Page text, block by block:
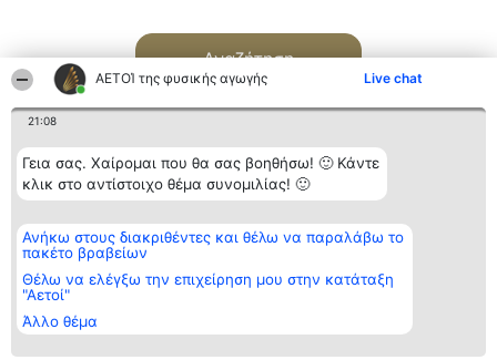
ΑΕΤΟΊ της φυσικής αγωγής Live chat
21:08
Γεια σας. Χαίρομαι που θα σας βοηθήσω! 🙂 Κάντε
κλικ στο αντίστοιχο θέμα συνομιλίας! 🙂
Ανήκω στους διακριθέντες και θέλω να παραλάβω το
πακέτο βραβείων
Θέλω να ελέγξω την επιχείρηση μου στην κατάταξη
"Αετοί"
Άλλο θέμα
Αναζήτηση
Διοργανωτής της
κατάταξης
BEAUTIFUL COMPANY
ΤΗΛ. ΕΠΙΚΟΙΝΩΝΙΑΣ:
2104128019
email:
aetoi@beautifulcompany.co
Κατάταξη
Διακριθέντες
των
διακριθέντων
προϋποθέσεις
Επικοινωνία
Επικοινωνία